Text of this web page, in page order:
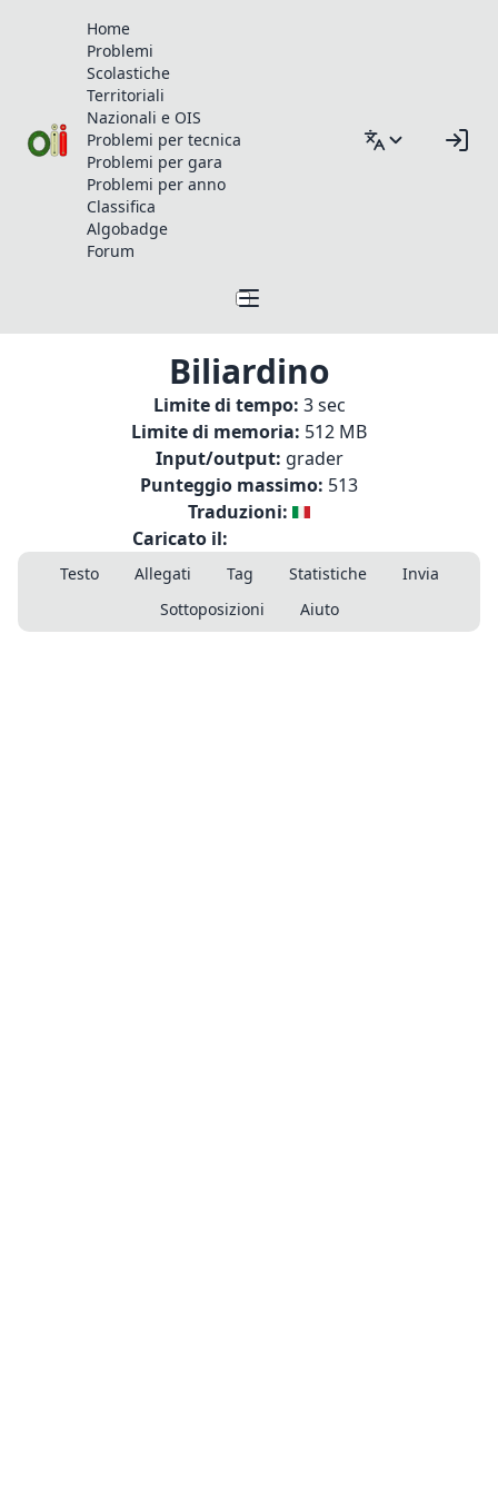
Home
Problemi
Scolastiche
Territoriali
Nazionali e OIS
Problemi per tecnica
Problemi per gara
Problemi per anno
Classifica
Algobadge
Forum
Biliardino
Limite di tempo: 3 sec
Limite di memoria: 512 MB
Input/output: grader
Punteggio massimo: 513
Traduzioni:
Caricato il:
Testo Allegati Tag Statistiche
Invia
Sottoposizioni
Aiuto